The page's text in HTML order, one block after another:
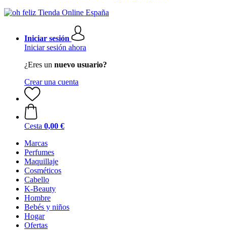
Iniciar sesión
Iniciar sesión ahora
¿Eres un nuevo usuario?
Crear una cuenta
Cesta 0,00 €
Marcas
Perfumes
Maquillaje
Cosméticos
Cabello
K-Beauty
Hombre
Bebés y niños
Hogar
Ofertas